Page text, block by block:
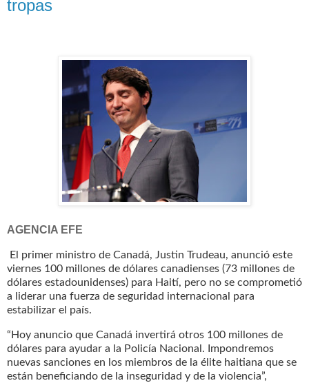
tropas
AGENCIA EFE
El primer ministro de Canadá, Justin Trudeau, anunció este
viernes 100 millones de dólares canadienses (73 millones de
dólares estadounidenses) para Haití, pero no se comprometió
a liderar una fuerza de seguridad internacional para
estabilizar el país.
“Hoy anuncio que Canadá invertirá otros 100 millones de
dólares para ayudar a la Policía Nacional. Impondremos
nuevas sanciones en los miembros de la élite haitiana que se
están beneficiando de la inseguridad y de la violencia”,